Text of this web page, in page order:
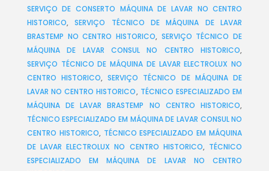
SERVIÇO DE CONSERTO MÁQUINA DE LAVAR NO CENTRO
HISTORICO,SERVIÇO TÉCNICO DE MÁQUINA DE LAVAR
BRASTEMP NO CENTRO HISTORICO, SERVIÇO TÉCNICO DE
MÁQUINA DE LAVAR CONSUL NO CENTRO HISTORICO,
SERVIÇO TÉCNICO DE MÁQUINA DE LAVAR ELECTROLUX NO
CENTRO HISTORICO,SERVIÇO TÉCNICO DE MÁQUINA DE
LAVAR NO CENTRO HISTORICO, TÉCNICO ESPECIALIZADO EM
MÁQUINA DE LAVAR BRASTEMP NO CENTRO HISTORICO,
TÉCNICO ESPECIALIZADO EM MÁQUINA DE LAVAR CONSUL NO
CENTRO HISTORICO, TÉCNICO ESPECIALIZADO EM MÁQUINA
DE LAVAR ELECTROLUX NO CENTRO HISTORICO, TÉCNICO
ESPECIALIZADO EM MÁQUINA DE LAVAR NO CENTRO